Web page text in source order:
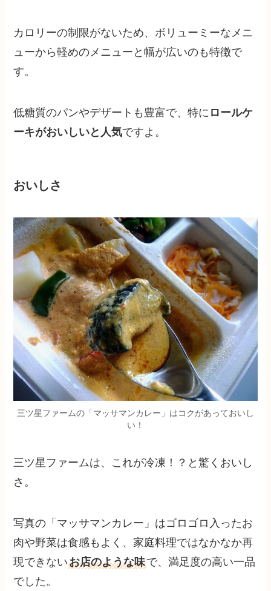
カロリーの制限がないため、ボリューミーなメニ
ューから軽めのメニューと幅が広いのも特徴で
す。
低糖質のパンやデザートも豊富で、特に ロールケ
ーキがおいしいと人気ですよ。
おいしさ
三ツ星ファームの「マッサマンカレー」はコクがあっておいし
い！
三ツ星ファームは、これが冷凍！？と驚くおいし
さ。
写真の「マッサマンカレー」はゴロゴロ入ったお
肉や野菜は食感もよく、家庭料理ではなかなか再
現できないお店のような味で、満足度の高い一品
でした。